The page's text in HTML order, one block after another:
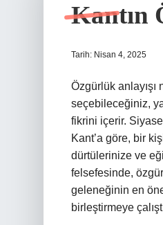
Kantın
Tarih: Nisan 4, 2025
Özgürlük anlayışı
seçebileceğiniz,
fikrini içerir.
Kant’a göre, bir
dürtülerinize ve
felsefesinde,
geleneğinin en
birleştirmeye